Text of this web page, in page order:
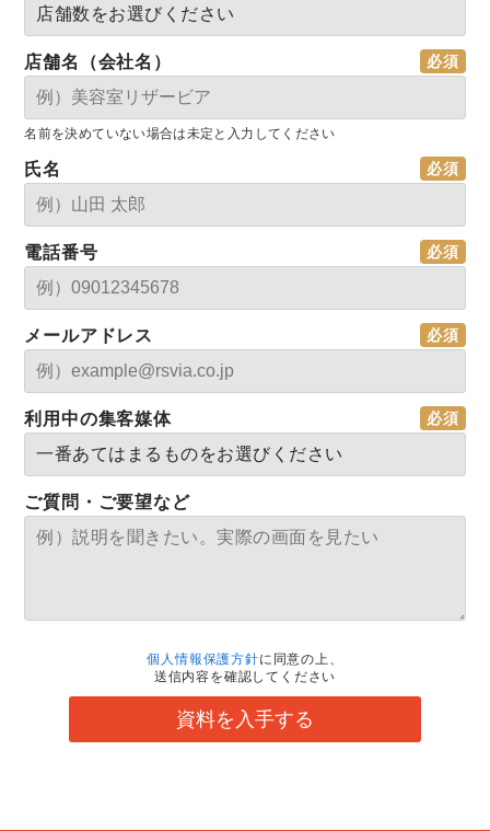
店舗名（会社名）
名前を決めていない場合は未定と入力してください
氏名
電話番号
メールアドレス
利用中の集客媒体
ご質問・ご要望など
個人情報保護方針に同意の上、
送信内容を確認してください
資料を入手する